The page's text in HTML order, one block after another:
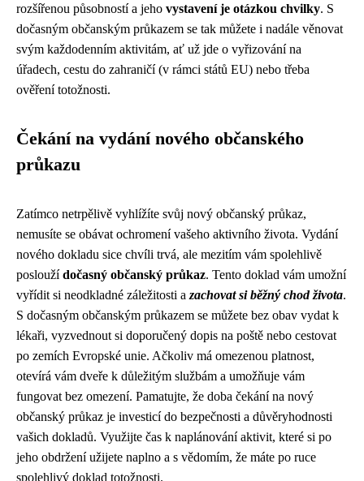
rozšířenou působností a jeho vystavení je otázkou chvilky. S
dočasným občanským průkazem se tak můžete i nadále věnovat
svým každodenním aktivitám, ať už jde o vyřizování na
úřadech, cestu do zahraničí (v rámci států EU) nebo třeba
ověření totožnosti.
Čekání na vydání nového občanského
průkazu
Zatímco netrpělivě vyhlížíte svůj nový občanský průkaz,
nemusíte se obávat ochromení vašeho aktivního života. Vydání
nového dokladu sice chvíli trvá, ale mezitím vám spolehlivě
posloužídočasný občanský průkaz. Tento doklad vám umožní
vyřídit si neodkladné záležitosti a zachovat si běžný chod života.
S dočasným občanským průkazem se můžete bez obav vydat k
lékaři, vyzvednout si doporučený dopis na poště nebo cestovat
po zemích Evropské unie. Ačkoliv má omezenou platnost,
otevírá vám dveře k důležitým službám a umožňuje vám
fungovat bez omezení. Pamatujte, že doba čekání na nový
občanský průkaz je investicí do bezpečnosti a důvěryhodnosti
vašich dokladů. Využijte čas k naplánování aktivit, které si po
jeho obdržení užijete naplno a s vědomím, že máte po ruce
spolehlivý doklad totožnosti.